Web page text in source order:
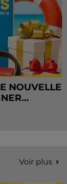
NOUVELLE
Voir plus